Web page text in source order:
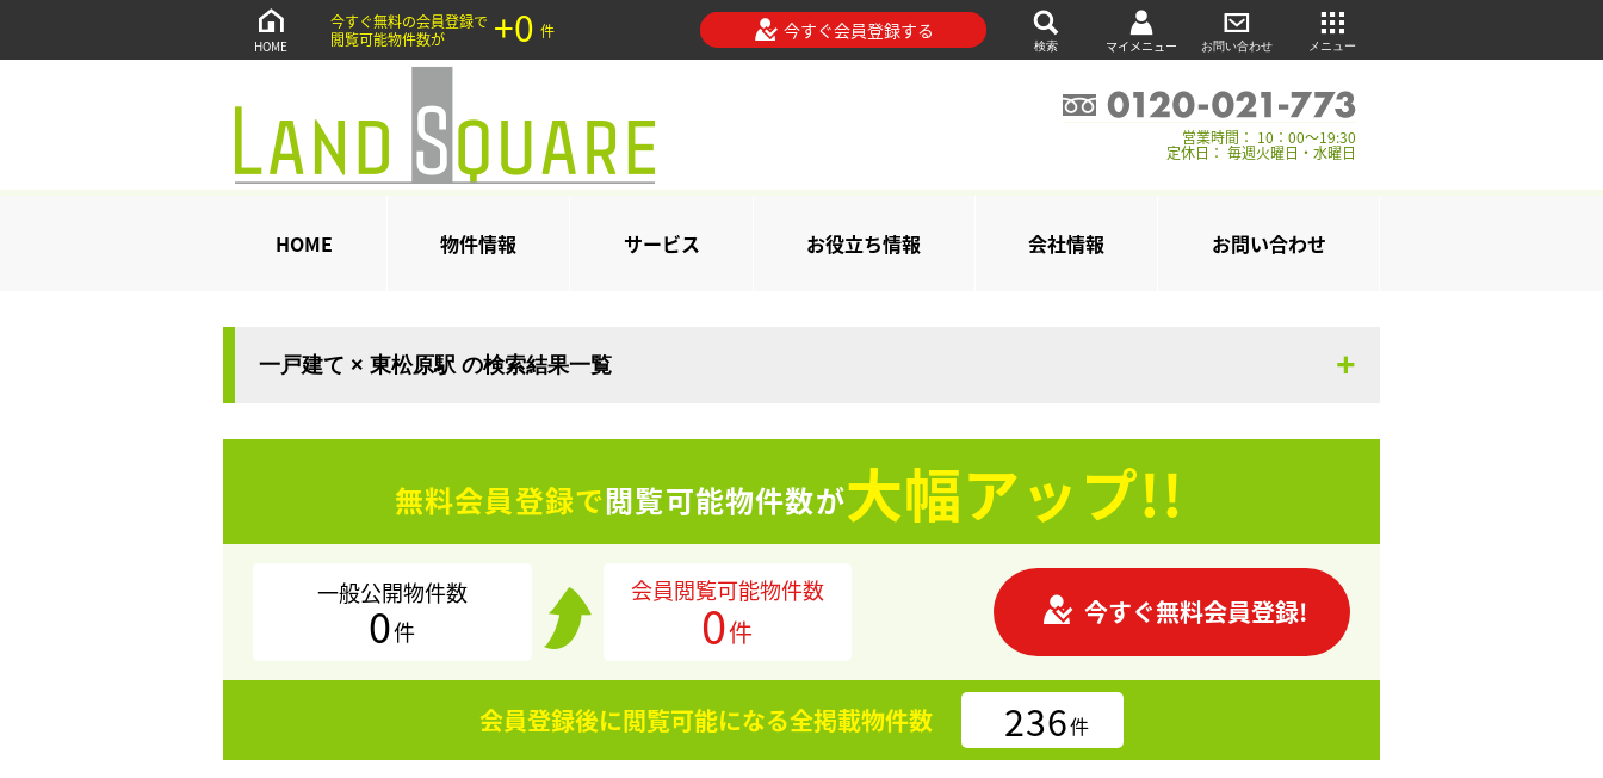
HOME
今すぐ無料の会員登録で
閲覧可能物件数が
+0 件 今すぐ会員登録する
検索 マイメニュー お問い合わせ メニュー
営業時間： 10：00～19:30
定休日： 毎週火曜日・水曜日
HOME 物件情報 サービス お役立ち情報 会社情報 お問い合わせ
一戸建て × 東松原駅 の検索結果一覧
無料会員登録で閲覧可能物件数が大幅アップ!!
一般公開物件数
0件
会員閲覧可能物件数
0件
今すぐ無料会員登録!
会員登録後に閲覧可能になる全掲載物件数 236件